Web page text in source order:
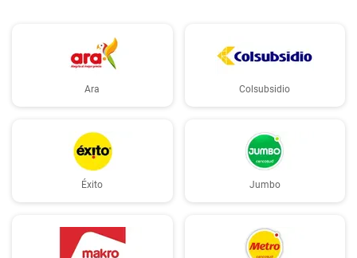
Ara Colsubsidio
Éxito Jumbo